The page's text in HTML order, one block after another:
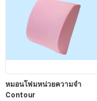
หมอนโฟมหน่วยความจำ
Contour